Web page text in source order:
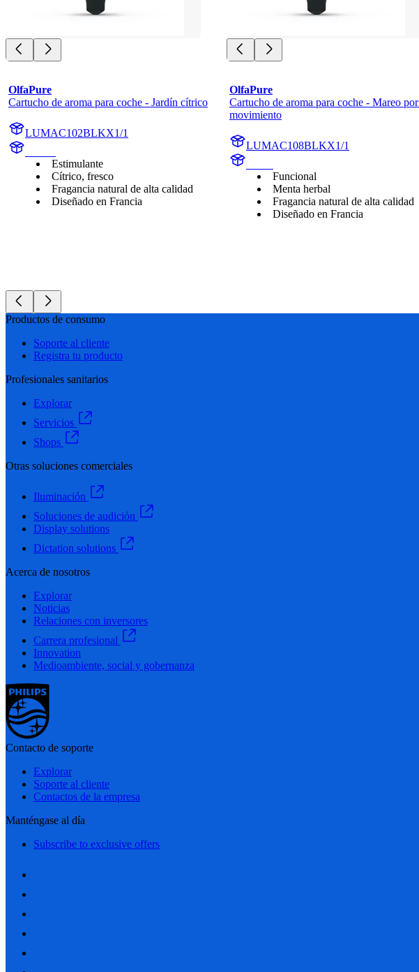
OlfaPure
Cartucho de aroma para coche - Jardín cítrico
LUMAC102BLKX1/1
Estimulante
Cítrico, fresco
Fragancia natural de alta calidad
Diseñado en Francia
OlfaPure
Cartucho de aroma para coche - Mareo por
movimiento
LUMAC108BLKX1/1
Funcional
Menta herbal
Fragancia natural de alta calidad
Diseñado en Francia
Productos de consumo
Soporte al cliente
Registra tu producto
Profesionales sanitarios
Explorar
Servicios
Shops
Otras soluciones comerciales
Iluminación
Soluciones de audición
Display solutions
Dictation solutions
Acerca de nosotros
Explorar
Noticias
Relaciones con inversores
Carrera profesional
Innovation
Medioambiente, social y gobernanza
Contacto de soporte
Explorar
Soporte al cliente
Contactos de la empresa
Manténgase al día
Subscribe to exclusive offers